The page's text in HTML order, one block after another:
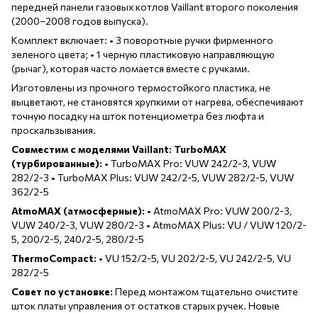
передней панели газовых котлов Vaillant второго поколения
(2000–2008 годов выпуска).
Комплект включает: • 3 поворотные ручки фирменного
зеленого цвета; • 1 черную пластиковую направляющую
(рычаг), которая часто ломается вместе с ручками.
Изготовлены из прочного термостойкого пластика, не
выцветают, не становятся хрупкими от нагрева, обеспечивают
точную посадку на шток потенциометра без люфта и
проскальзывания.
Совместим с моделями Vaillant: TurboMAX
(турбированные): • TurboMAX Pro: VUW 242/2-3, VUW
282/2-3 • TurboMAX Plus: VUW 242/2-5, VUW 282/2-5, VUW
362/2-5
AtmoMAX (атмосферные): • AtmoMAX Pro: VUW 200/2-3,
VUW 240/2-3, VUW 280/2-3 • AtmoMAX Plus: VU / VUW 120/2-
5, 200/2-5, 240/2-5, 280/2-5
ThermoCompact: • VU 152/2-5, VU 202/2-5, VU 242/2-5, VU
282/2-5
Совет по установке: Перед монтажом тщательно очистите
шток платы управления от остатков старых ручек. Новые